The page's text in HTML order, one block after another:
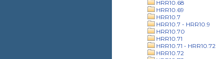
HRR10.68
HRR10.69
HRR10.7
HRR10.7 - HRR10.9
HRR10.70
HRR10.71
HRR10.71 - HRR10.72
HRR10.72